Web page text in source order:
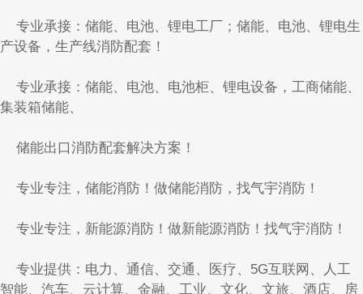
专业承接：储能、电池、锂电工厂；储能、电池、锂电生
产设备，生产线消防配套！
专业承接：储能、电池、电池柜、锂电设备，工商储能、
集装箱储能、
储能出口消防配套解决方案！
专业专注，储能消防！做储能消防，找气宇消防！
专业专注，新能源消防！做新能源消防！找气宇消防！
专业提供：电力、通信、交通、医疗、5G互联网、人工
智能、汽车、云计算、金融、工业、文化、文旅、酒店、房